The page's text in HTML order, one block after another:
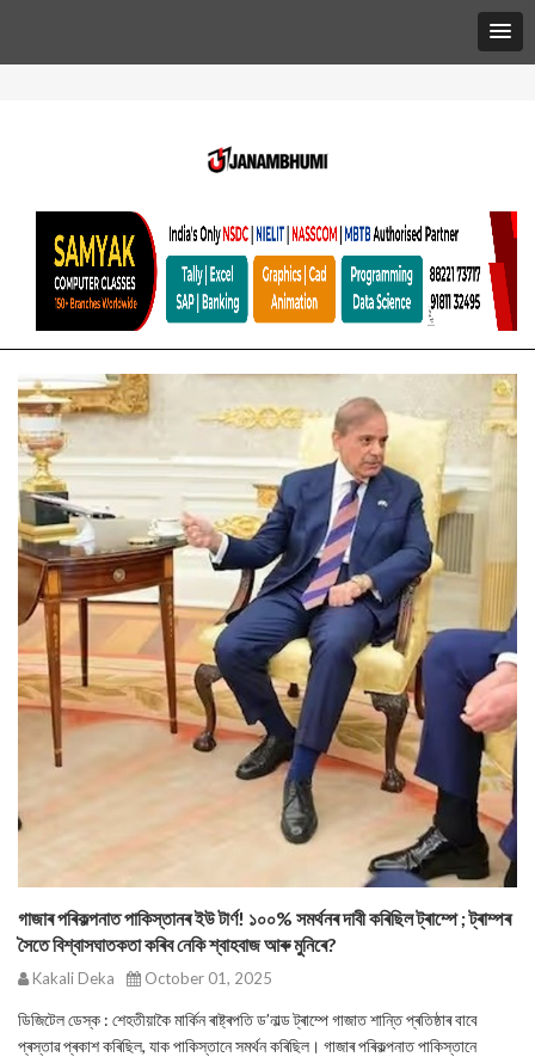
গাজাৰ পৰিকল্পনাত পাকিস্তানৰ ইউ টাৰ্ণ! ১০০% সমৰ্থনৰ দাবী কৰিছিল ট্ৰাম্পে ; ট্ৰাম্পৰ
সৈতে বিশ্বাসঘাতকতা কৰিব নেকি শ্বাহবাজ আৰু মুনিৰে?
Kakali Deka October 01, 2025
ডিজিটেল ডেস্ক : শেহতীয়াকৈ মাৰ্কিন ৰাষ্ট্ৰপতি ড’নাল্ড ট্ৰাম্পে গাজাত শান্তি প্ৰতিষ্ঠাৰ বাবে
প্ৰস্তাৱ প্ৰকাশ কৰিছিল, যাক পাকিস্তানে সমৰ্থন কৰিছিল। গাজাৰ পৰিকল্পনাত পাকিস্তানে